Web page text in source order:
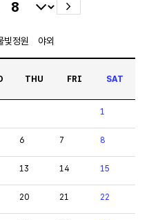
빛정원 야외
THU FRI SAT
1
상세보기
6 상세보기
7 상세보기
8
상세보기
13 상세보기
14 상세보기
15
상세보기
20 상세보기
21 상세보기
22